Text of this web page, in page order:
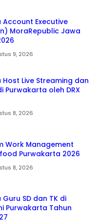
Account Executive
MoraRepublic Jawa
9, 2026
Live Streaming dan
Purwakarta oleh DRX
8, 2026
Work Management
Purwakarta 2026
8, 2026
SD dan TK di
Purwakarta Tahun